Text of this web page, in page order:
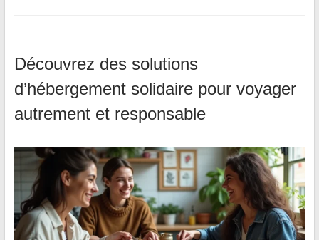
Découvrez des solutions
d’hébergement solidaire pour voyager
autrement et responsable